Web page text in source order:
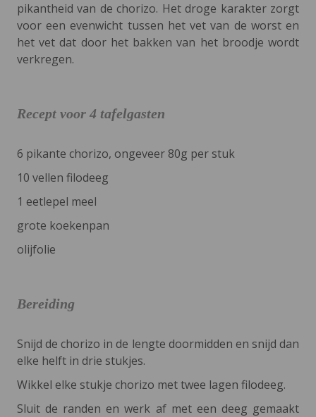
pikantheid van de chorizo. Het droge karakter zorgt
voor een evenwicht tussen het vet van de worst en
het vet dat door het bakken van het broodje wordt
verkregen.
Recept voor 4 tafelgasten
6 pikante chorizo, ongeveer 80g per stuk
10 vellen filodeeg
1 eetlepel meel
grote koekenpan
olijfolie
Bereiding
Snijd de chorizo in de lengte doormidden en snijd dan
elke helft in drie stukjes.
Wikkel elke stukje chorizo met twee lagen filodeeg.
Sluit de randen en werk af met een deeg gemaakt